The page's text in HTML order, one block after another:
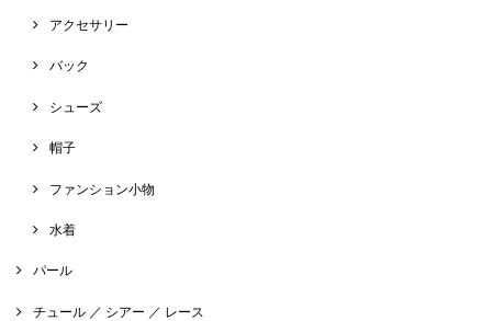
アクセサリー
バック
シューズ
帽子
ファンション小物
水着
パール
チュール ／ シアー ／ レース